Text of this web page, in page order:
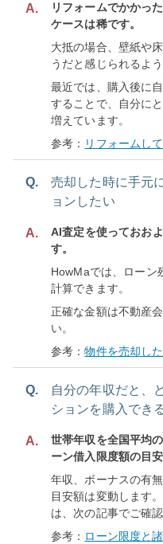
A.
リフォームでかかっ
ケースは稀です。
大抵の場合、壁紙や
うだと感じられるよ
最近では、購入後に
することで、自分に
増えています。
参考： リフォームし
Q.
売却した時に手元
ョンしたい
A.
AI査定を使っておお
す。
HowMaでは、ローン
計算できます。
正確な金額は不動産
い。
参考：物件を売却し
Q.
自分の年収だと、
ションを購入でき
A.
世帯年収を全国平均
ーン借入限度額の目
年収、ボーナスの有
目安額は変動します
は、次の記事でご確
参考： ローン限度と